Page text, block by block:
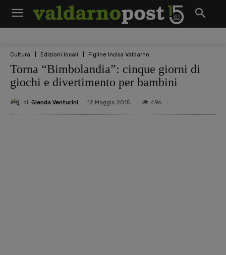
Cultura Edizioni locali Figline Incisa Valdarno
Torna “Bimbolandia”: cinque giorni di
giochi e divertimento per bambini
di Glenda Venturini 12 Maggio 2015 496